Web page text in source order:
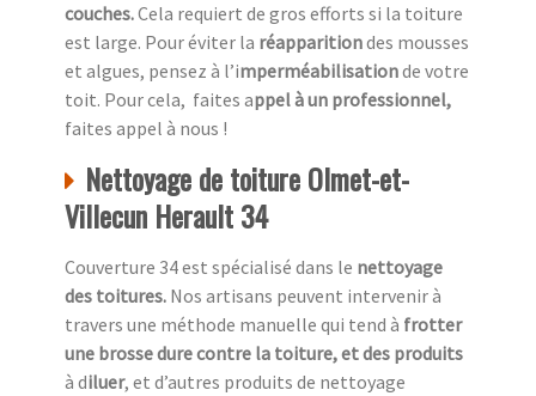
couches.Cela requiert de gros efforts si la toiture
est large. Pour éviter la réapparitiondes mousses
et algues, pensez à l’imperméabilisationde votre
toit. Pour cela, faites appel à un professionnel,
faites appel à nous !
Nettoyage de toiture Olmet-et-
Villecun Herault 34
Couverture 34 est spécialisé dans le nettoyage
des toitures. Nos artisans peuvent intervenir à
travers une méthode manuelle qui tend à frotter
une brosse dure contre la toiture, et des produits
à diluer, et d’autres produits de nettoyage